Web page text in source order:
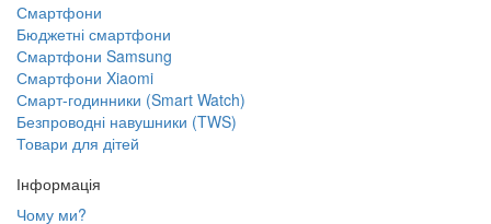
Смартфони
Бюджетні смартфони
Смартфони Samsung
Смартфони Xiaomi
Смарт-годинники (Smart Watch)
Безпроводні навушники (TWS)
Товари для дітей
Інформація
Чому ми?